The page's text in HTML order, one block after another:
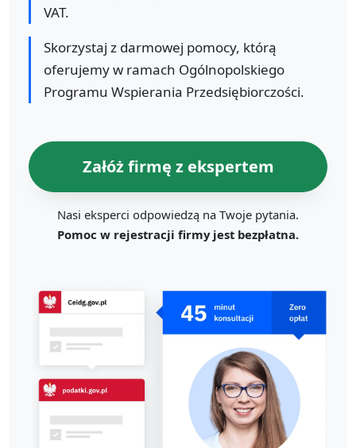
VAT.
Skorzystaj z darmowej pomocy, którą
oferujemy w ramach Ogólnopolskiego
Programu Wspierania Przedsiębiorczości.
Załóż firmę z ekspertem
Nasi eksperci odpowiedzą na Twoje pytania.
Pomoc w rejestracji firmy jest bezpłatna.